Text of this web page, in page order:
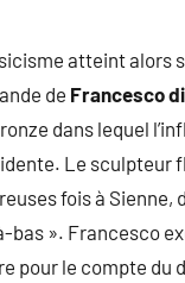
atteint alors
de Francesco
dans lequel
Le sculpteur
fois à Sienne,
bas ». Francesco
pour le compte du